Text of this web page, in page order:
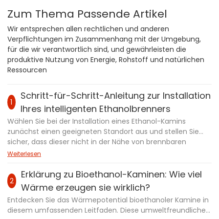
Zum Thema Passende Artikel
Wir entsprechen allen rechtlichen und anderen
Verpflichtungen im Zusammenhang mit der Umgebung,
für die wir verantwortlich sind, und gewährleisten die
produktive Nutzung von Energie, Rohstoff und natürlichen
Ressourcen
1
Schritt-für-Schritt-Anleitung zur Installation
Ihres intelligenten Ethanolbrenners
Wählen Sie bei der Installation eines Ethanol-Kamins
zunächst einen geeigneten Standort aus und stellen Sie
sicher, dass dieser nicht in der Nähe von brennbaren
Materialien ist und über ausreichend Belüftungsraum
entsprechende Öffnung in die Wand und verkleiden Sie
diese mit feuerfesten Materialien. Befestigen Sie den
Kamin nach der Installation der Halterungen an der Wand
oder in der Nische und stellen Sie sicher, dass er eben und
sicher befestigt ist. Wenn es sich um ein elektronisches
Weiterlesen
2
Erklärung zu Bioethanol-Kaminen: Wie viel
Wärme erzeugen sie wirklich?
Entdecken Sie das Wärmepotential bioethanoler Kamine in
diesem umfassenden Leitfaden. Diese umweltfreundlichen